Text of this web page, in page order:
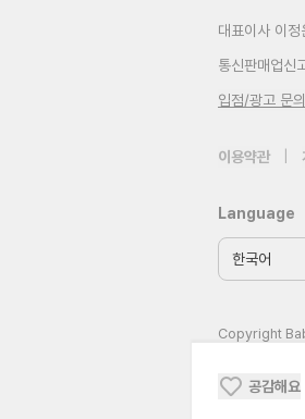
공감해요
대표이사 이정
통신판매업신
입점/광고 문의
이용약관
Language
Copyright